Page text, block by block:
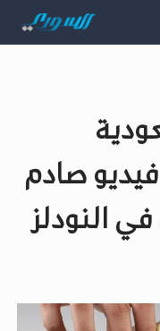
فيديو صادم
النودلز